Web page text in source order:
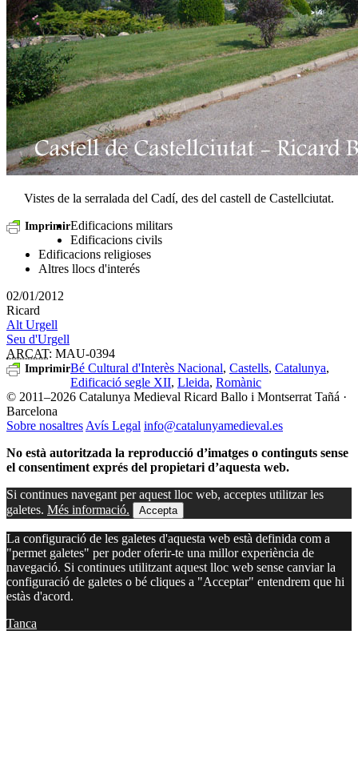
Vistes de la serralada del Cadí, des del castell de Castellciutat.
ImprimirEdificacions militars
Edificacions civils
Edificacions religioses
Altres llocs d'interés
02/01/2012
Ricard
Alt Urgell
Seu d'Urgell
ARCAT: MAU-0394
ImprimirBé Cultural d'Interès Nacional, Castells, Catalunya,
Edificació segle XII, Lleida, Romànic
© 2011–2026 Catalunya Medieval Ricard Ballo i Montserrat Tañá ·
Barcelona
Sobre nosaltres Avís Legal info@catalunyamedieval.es
No està autoritzada la reproducció d’imatges o continguts sense
el consentiment exprés del propietari d’aquesta web.
Si continues navegant per aquest lloc web, acceptes utilitzar les
galetes. Més informació. Accepta
La configuració de les galetes d'aquesta web està definida com a
"permet galetes" per poder oferir-te una millor experiència de
navegació. Si continues utilitzant aquest lloc web sense canviar la
configuració de galetes o bé cliques a "Acceptar" entendrem que hi
estàs d'acord.
Tanca